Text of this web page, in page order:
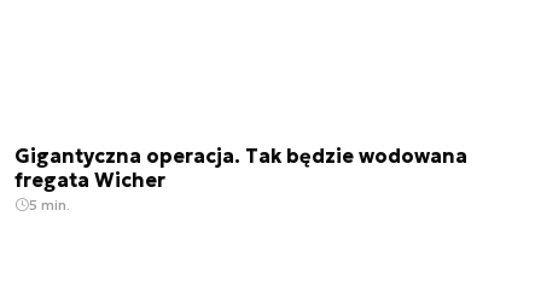
Gigantyczna operacja. Tak będzie wodowana
fregata Wicher
5 min.